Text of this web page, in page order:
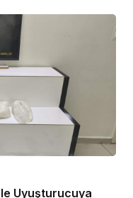
Uyuşturucuya